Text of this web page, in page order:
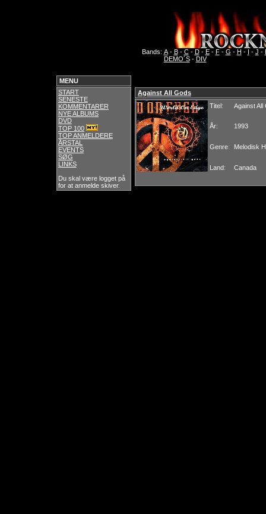
Bands: A- B- C- D- E- F- G - H - I - J -
DEMO´S- DIV
MENU
START
SENESTE
KOMMENTARER
NYE ALBUMS
DVD
TOP 100
TOP ANMELDERE
ÅRSTAL
EVENTS
SØG
LINKS
Du skal være logget på
for at anmelde skiver.
Against All Gods
Titel:
Against All
År: 1993
Genre: Melodisk
Land: Canada